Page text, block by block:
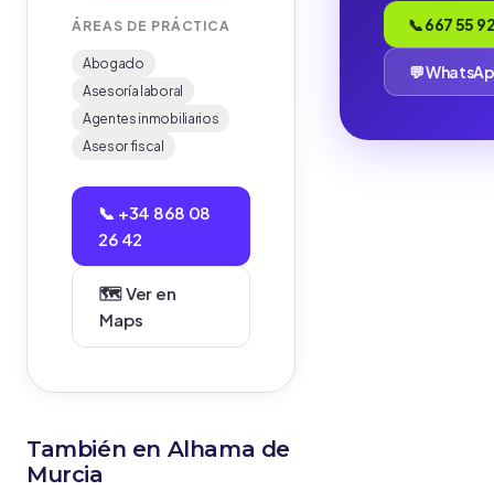
ÁREAS DE PRÁCTICA
Abogado
Asesoría laboral
Agentes inmobiliarios
Asesor fiscal
📞 +34 868 08
26 42
🗺️ Ver en
Maps
También en Alhama de
Murcia
📞 667 55
💬